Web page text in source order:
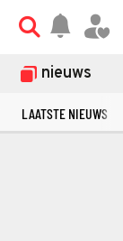
nieuws
LAATSTE NIEUWS